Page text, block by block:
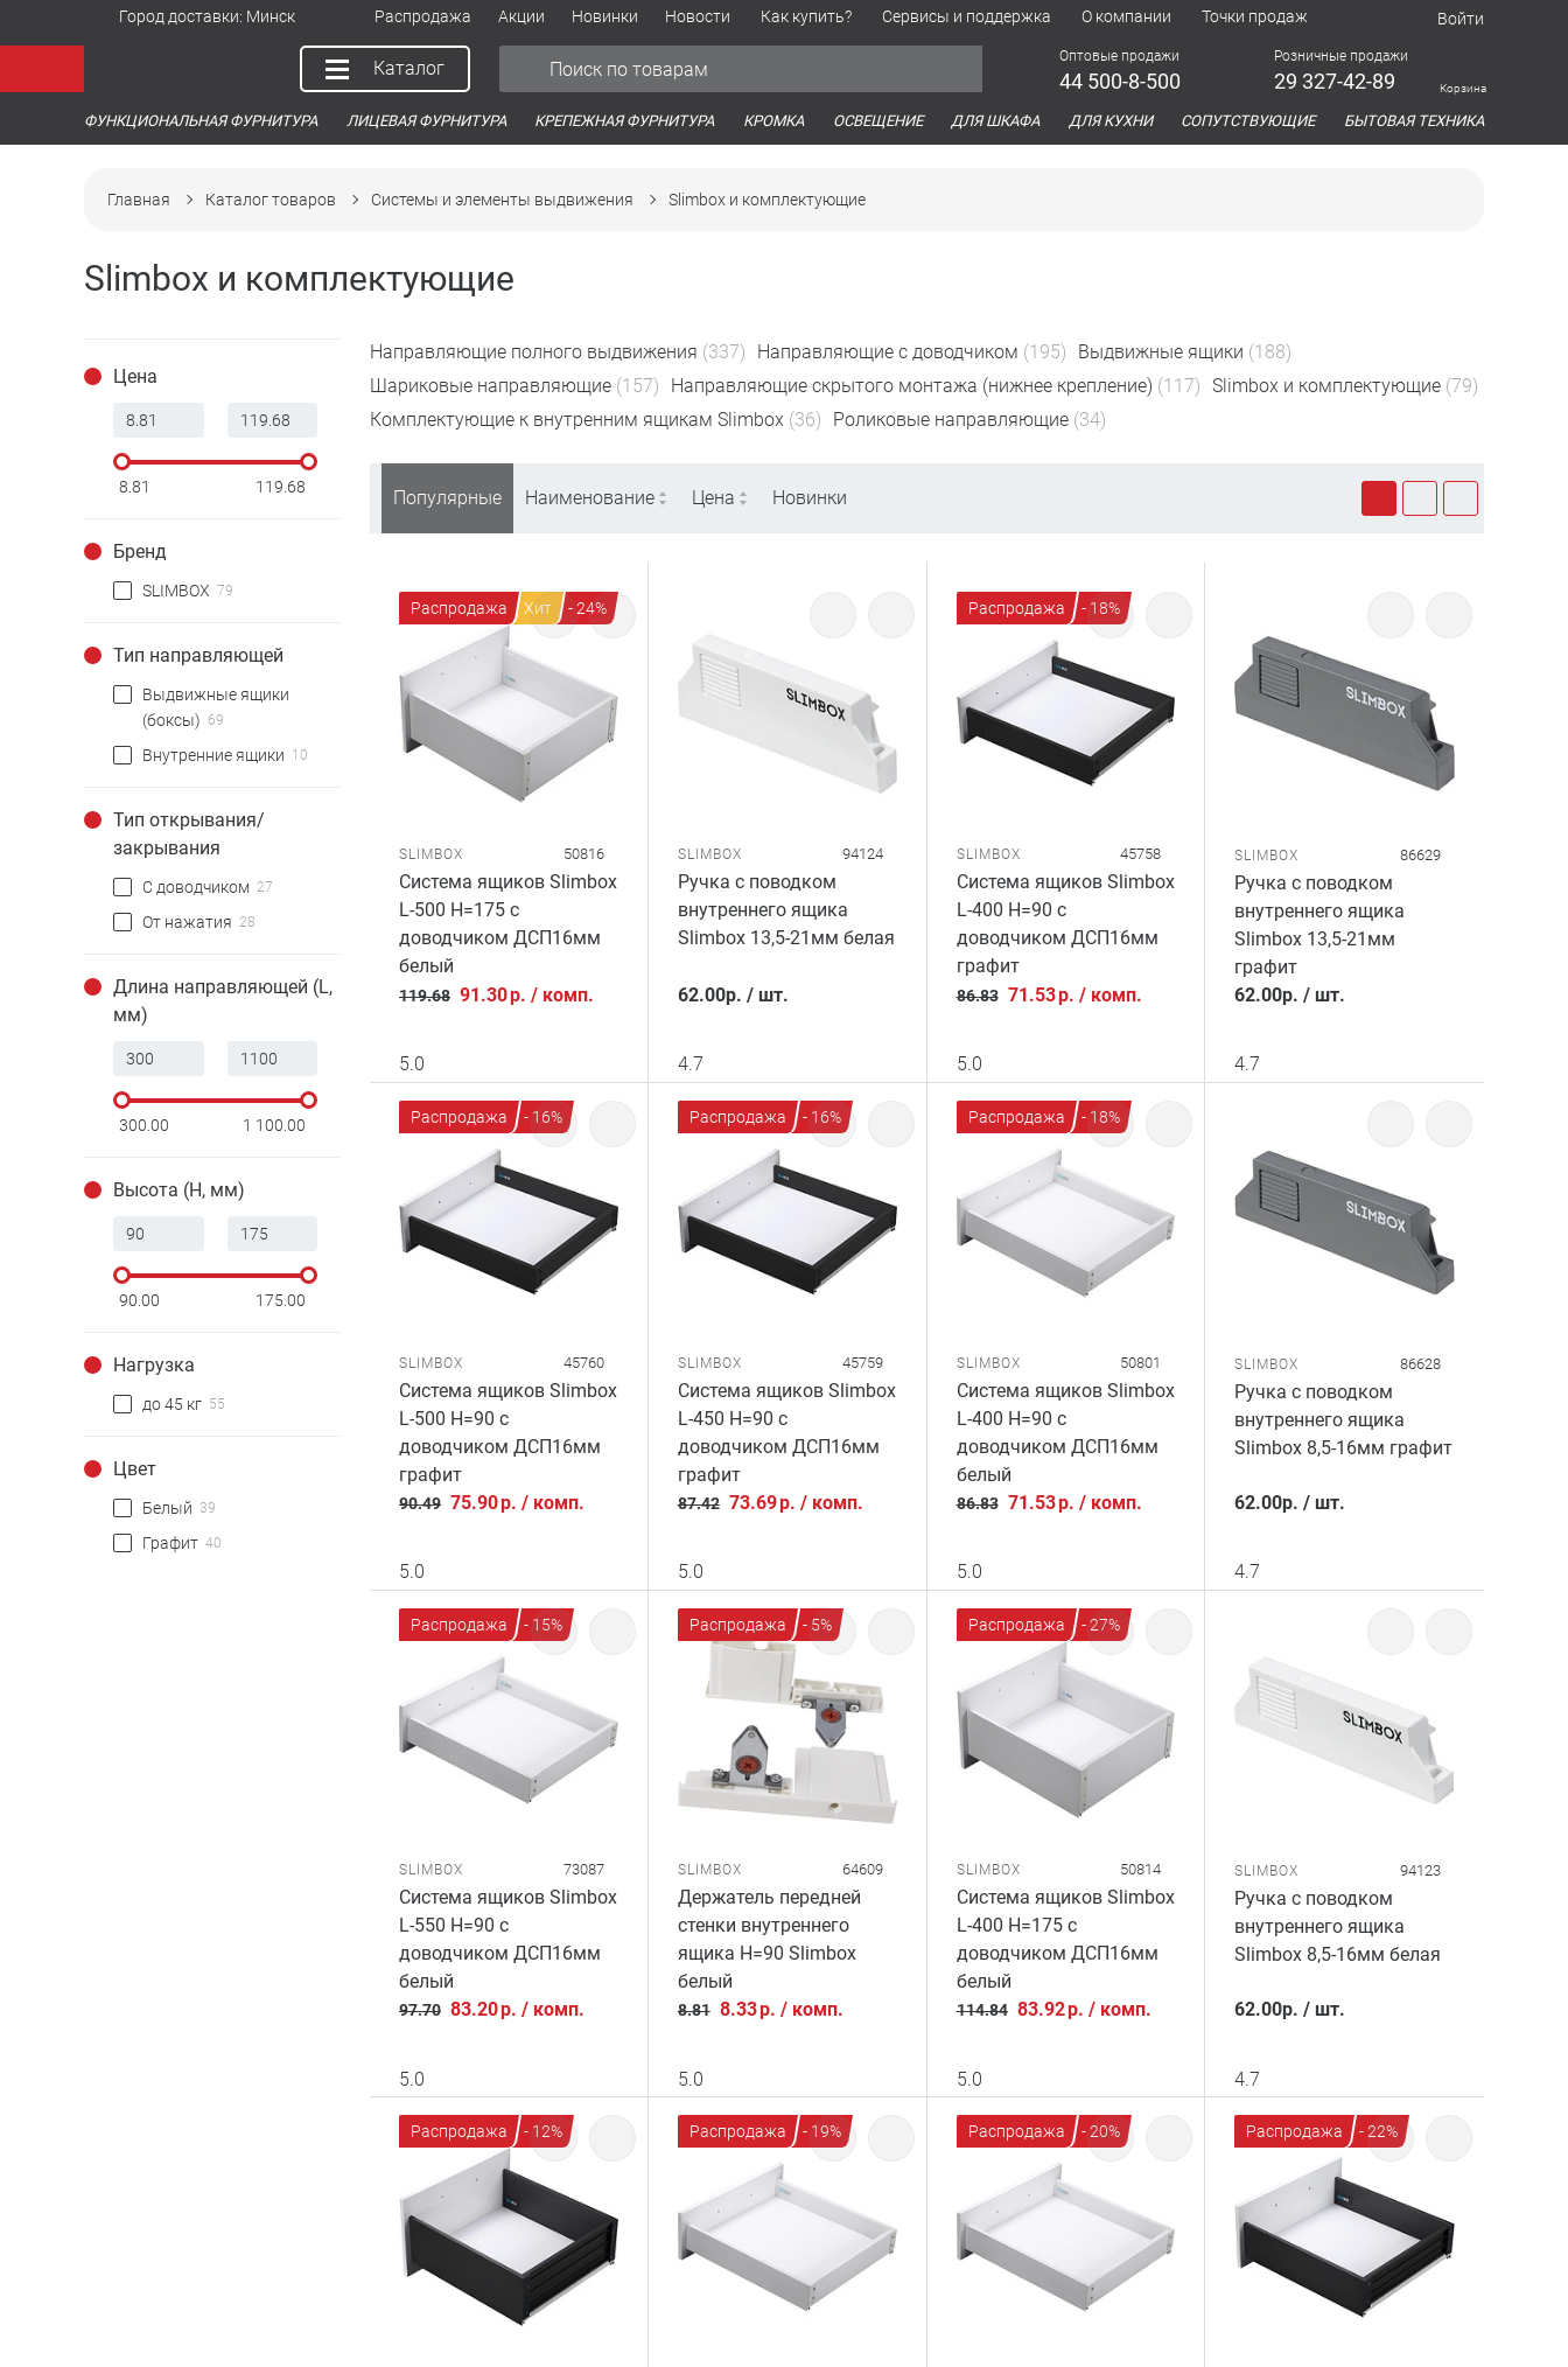
Город доставки: Минск Распродажа Акции Новинки Новости Как купить? Сервисы и поддержка О компании Точки продаж Войти
Каталог
Оптовые продажи
44 500-8-500
Розничные продажи
29 327-42-89 Корзина
ФУНКЦИОНАЛЬНАЯ ФУРНИТУРА ЛИЦЕВАЯ ФУРНИТУРА КРЕПЕЖНАЯ ФУРНИТУРА КРОМКА ОСВЕЩЕНИЕ ДЛЯ ШКАФА ДЛЯ КУХНИ СОПУТСТВУЮЩИЕ БЫТОВАЯ ТЕХНИКА
Главная Каталог товаров Системы и элементы выдвижения Slimbox и комплектующие
Slimbox и комплектующие
Цена
8.81 119.68
Бренд
SLIMBOX 79
Тип направляющей
Выдвижные ящики
(боксы) 69
Внутренние ящики 10
Тип открывания/
закрывания
С доводчиком 27
От нажатия 28
Длина направляющей (L,
мм)
300.00 1 100.00
Высота (H, мм)
90.00 175.00
Нагрузка
до 45 кг 55
Цвет
Белый 39
Графит 40
Направляющие полного выдвижения (337) Направляющие с доводчиком (195) Выдвижные ящики (188)
Шариковые направляющие (157) Направляющие скрытого монтажа (нижнее крепление) (117) Slimbox и комплектующие (79)
Комплектующие к внутренним ящикам Slimbox (36) Роликовые направляющие (34)
Популярные Наименование Цена Новинки
Распродажа Хит - 24%
SLIMBOX 50816
Система ящиков Slimbox
L-500 H=175 с
доводчиком ДСП16мм
белый
119.68 91.30р. / комп.
5.0
SLIMBOX 94124
Ручка с поводком
внутреннего ящика
Slimbox 13,5-21мм белая
62.00р. / шт.
4.7
Распродажа - 18%
SLIMBOX 45758
Система ящиков Slimbox
L-400 H=90 с
доводчиком ДСП16мм
графит
86.83 71.53р. / комп.
5.0
SLIMBOX 86629
Ручка с поводком
внутреннего ящика
Slimbox 13,5-21мм
графит
62.00р. /шт.
4.7
Распродажа - 16%
SLIMBOX 45760
Система ящиков Slimbox
L-500 H=90 с
доводчиком ДСП16мм
графит
90.49 75.90р. / комп.
5.0
Распродажа - 16%
SLIMBOX 45759
Система ящиков Slimbox
L-450 H=90 с
доводчиком ДСП16мм
графит
87.42 73.69р. / комп.
5.0
Распродажа - 18%
SLIMBOX 50801
Система ящиков Slimbox
L-400 H=90 с
доводчиком ДСП16мм
белый
86.83 71.53р. / комп.
5.0
SLIMBOX 86628
Ручка с поводком
внутреннего ящика
Slimbox 8,5-16мм графит
62.00р. /шт.
4.7
Распродажа - 15%
SLIMBOX 73087
Система ящиков Slimbox
L-550 H=90 с
доводчиком ДСП16мм
белый
97.70 83.20р. / комп.
5.0
Распродажа - 5%
SLIMBOX 64609
Держатель передней
стенки внутреннего
ящика H=90 Slimbox
белый
8.81 8.33р. / комп.
5.0
Распродажа - 27%
SLIMBOX 50814
Система ящиков Slimbox
L-400 H=175 с
доводчиком ДСП16мм
белый
114.84 83.92р. / комп.
5.0
SLIMBOX 94123
Ручка с поводком
внутреннего ящика
Slimbox 8,5-16мм белая
62.00р. /шт.
4.7
Распродажа - 12% Распродажа - 19% Распродажа - 20% Распродажа - 22%